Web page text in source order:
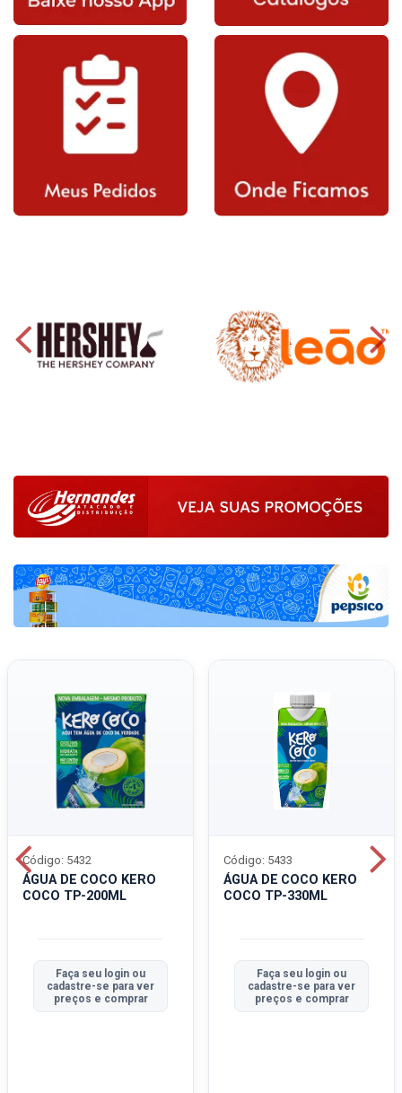
ÁGUA DE COCO KERO
COCO TP-200ML
Código: 5432
Faça seu login ou
cadastre-se para ver
preços e comprar
ÁGUA DE COCO KERO
COCO TP-330ML
Código: 5433
Faça seu login ou
cadastre-se para ver
preços e comprar